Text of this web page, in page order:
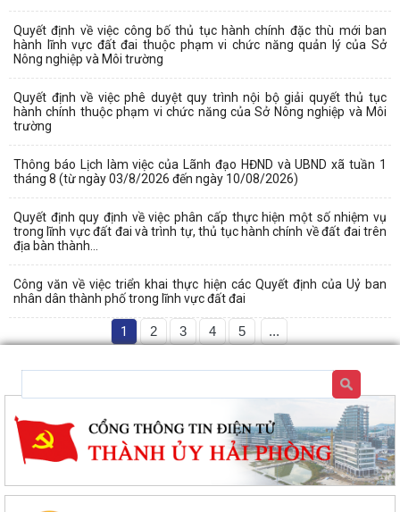
Quyết định về việc công bố thủ tục hành chính đặc thù mới ban
hành lĩnh vực đất đai thuộc phạm vi chức năng quản lý của Sở
Nông nghiệp và Môi trường
Quyết định về việc phê duyệt quy trình nội bộ giải quyết thủ tục
hành chính thuộc phạm vi chức năng của Sở Nông nghiệp và Môi
trường
Thông báo Lịch làm việc của Lãnh đạo HĐND và UBND xã tuần 1
tháng 8 (từ ngày 03/8/2026 đến ngày 10/08/2026)
Quyết định quy định về việc phân cấp thực hiện một số nhiệm vụ
trong lĩnh vực đất đai và trình tự, thủ tục hành chính về đất đai trên
địa bàn thành...
Công văn về việc triển khai thực hiện các Quyết định của Uỷ ban
nhân dân thành phố trong lĩnh vực đất đai
1 2 3 4 5 ...